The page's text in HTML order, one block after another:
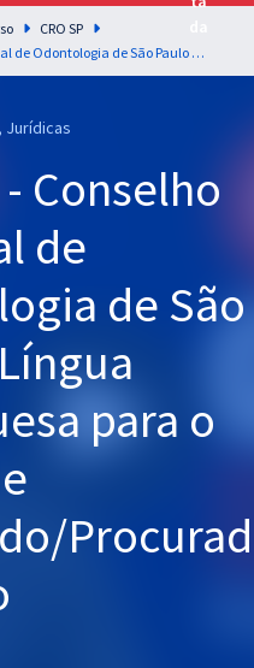
intensiva para as principais
do Brasil
CRO SP
CRO SP - Conselho Regional de Odontologia de São Paulo - Língua Portuguesa para o Cargo de Advogado/Procurador Jurídico
- Conselho
de
de São
para o